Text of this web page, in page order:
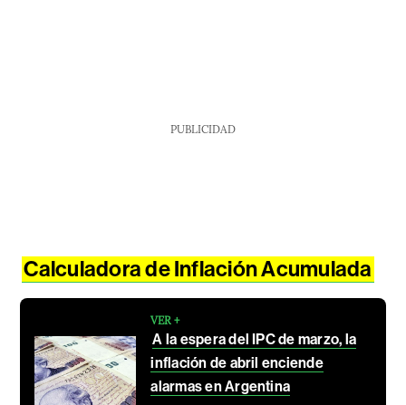
PUBLICIDAD
Calculadora de Inflación Acumulada
VER +
A la espera del IPC de marzo, la
inflación de abril enciende
alarmas en Argentina